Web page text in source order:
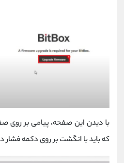
با دیدن این صفحه، پیامی بر
که باید با انگشت بر روی دکمه فشار